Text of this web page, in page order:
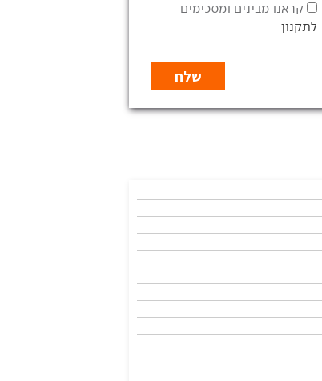
קראנו מבינים ומסכימים
לתקנון